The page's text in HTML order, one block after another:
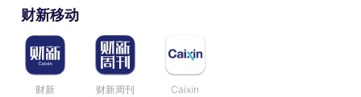
财新移动
财新 财新周刊 Caixin